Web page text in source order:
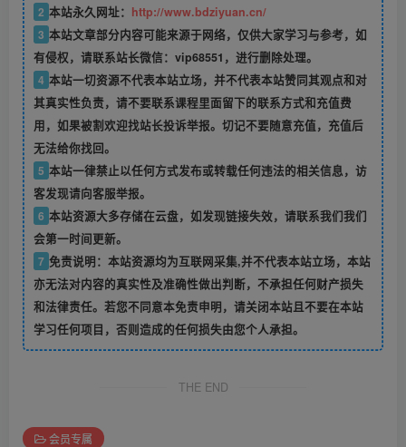
2 本站永久网址： http://www.bdziyuan.cn/
3 本站文章部分内容可能来源于网络，仅供大家学习与参考，如
有侵权，请联系站长微信：vip68551，进行删除处理。
4 本站一切资源不代表本站立场，并不代表本站赞同其观点和对
其真实性负责，请不要联系课程里面留下的联系方式和充值费
用，如果被割欢迎找站长投诉举报。切记不要随意充值，充值后
无法给你找回。
5 本站一律禁止以任何方式发布或转载任何违法的相关信息，访
客发现请向客服举报。
6 本站资源大多存储在云盘，如发现链接失效，请联系我们我们
会第一时间更新。
7 免责说明：本站资源均为互联网采集,并不代表本站立场，本站
亦无法对内容的真实性及准确性做出判断，不承担任何财产损失
和法律责任。若您不同意本免责申明，请关闭本站且不要在本站
学习任何项目，否则造成的任何损失由您个人承担。
THE END
会员专属